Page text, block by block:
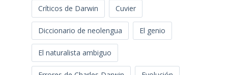
Críticos de Darwin Cuvier
Diccionario de neolengua El genio
El naturalista ambiguo